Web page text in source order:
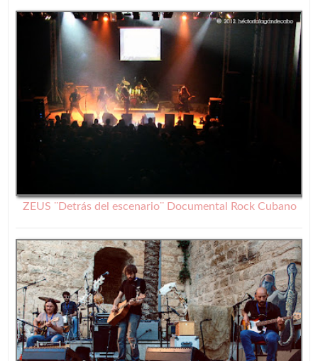
ZEUS ¨Detrás del escenario¨ Documental Rock Cubano